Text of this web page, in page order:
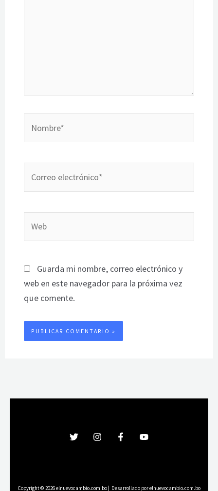
electrónico*
Guarda mi nombre, correo electrónico y
web en este navegador para la próxima vez
que comente.
Copyright © 2026 elnuevocambio.com.bo | Desarrollado por elnuevocambio.com.bo